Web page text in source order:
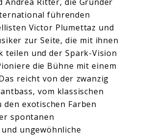
führenden
Victor Plumettaz und
zur Seite, die mit ihnen
teilen und der Spark-Vision
die Bühne mit einem
reicht von der zwanzig
vom klassischen
exotischen Farben
spontanen
ungewöhnliche